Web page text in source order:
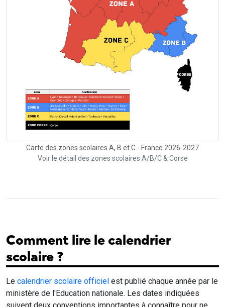
Carte des zones scolaires A, B et C - France 2026-2027
Voir le détail des zones scolaires A/B/C & Corse
Comment lire le calendrier
scolaire ?
Le calendrier scolaire officiel est publié chaque année par le
ministère de l'Education nationale. Les dates indiquées